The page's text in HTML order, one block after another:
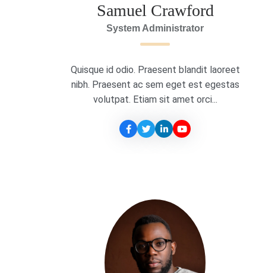
Samuel Crawford
System Administrator
Quisque id odio. Praesent blandit laoreet
nibh. Praesent ac sem eget est egestas
volutpat. Etiam sit amet orci...